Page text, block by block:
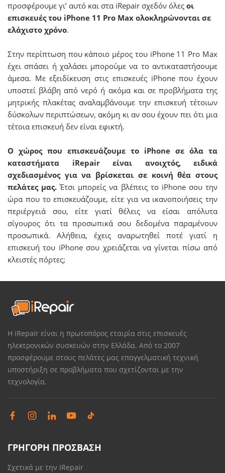
προσφέρουμε γι’ αυτό και στα iRepair σχεδόν όλες οι
επισκευές του iPhone 11 Pro Max ολοκληρώνονται σε
ελάχιστο χρόνο.
Στην περίπτωση που κάποιο μέρος του iPhone 11 Pro Max
έχει σπάσει ή χαλάσει μπορούμε να το αντικαταστήσουμε
άμεσα. Με εξειδίκευση στις επισκευές iPhone που έχουν
υποστεί βλάβη από νερό ή ακόμα και σε προβλήματα της
μητρικής πλακέτας αναλαμβάνουμε την επισκευή τέτοιων
δύσκολων περιπτώσεων, ακόμη κι αν σου έχουν πει ότι μια
τέτοια επισκευή δεν είναι εφικτή.
Ο χώρος που επισκευάζουμε το iPhone σε όλα τα
καταστήματα iRepair είναι ανοιχτός, ειδικά
σχεδιασμένος για να βρίσκεται σε κοινή θέα στους
πελάτες μας. Έτσι μπορείς να βλέπεις το iPhone σου την
ώρα που το επισκευάζουμε, είτε για να ικανοποιήσεις την
περιέργειά σου, είτε γιατί θέλεις να είσαι απόλυτα
σίγουρος ότι τα προσωπικά σου δεδομένα παραμένουν
προσωπικά. Αλήθεια, έχεις αναρωτηθεί ποτέ γιατί η
επισκευή του iPhone σου χρειάζεται να γίνεται πίσω από
κλειστές πόρτες;
Η iRepair είναι η πρωτοπόρος εταιρία στις επισκευές
ηλεκτρονικών συσκευών στην Ελλάδα. Από το 2007
προσφέρουμε στους πελάτες μας επαγγελματική τεχνική
υποστήριξη σε προβλήματα που σχετίζονται με την
τεχνολογία.
ΓΡΗΓΟΡΗ ΠΡΟΣΒΑΣΗ
Σχετικά με την iRepair